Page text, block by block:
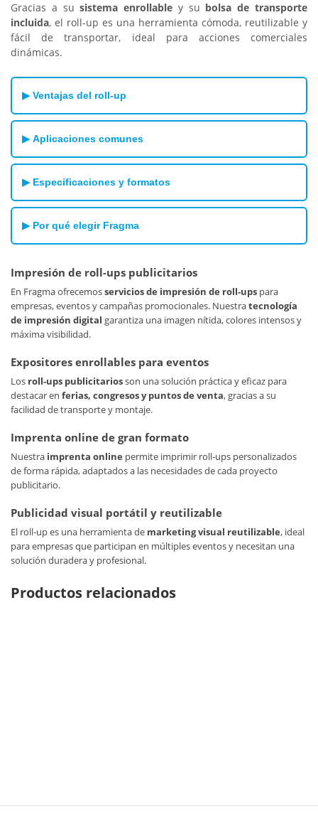
Gracias a susistema enrollable y su bolsa de transporte
incluida, el roll-up es una herramienta cómoda, reutilizable y
fácil de transportar, ideal para acciones comerciales
dinámicas.
▶ Ventajas del roll-up
adicionales.
Montaje rápido y sencilloen pocos segundos.
Fácil transporte
Alta visibilidad con gráficos de gran formato.
Reutilizablepara múltiples eventos y campañas.
▶ Aplicaciones comunes
Eventos corporativosy presentaciones.
Puntos de ventay promociones comerciales.
Conferencias y seminarios
Recepciones y espacios corporativos
▶ Especificaciones y formatos
Impresión en alta resolución
Material flexible resistentepara uso continuado.
Bolsa de transporte incluida.
▶ Por qué elegir Fragma
Materiales de alta calidady larga durabilidad.
Producción rápidapara eventos y campañas.
Asesoramiento en diseño y formato .
Excelente relación calidad-precio
Impresión de roll-ups publicitarios
En Fragma ofrecemosservicios de impresión de roll-ups para
empresas, eventos y campañas promocionales. Nuestratecnología
de impresión digital garantiza una imagen nítida, colores intensos y
máxima visibilidad.
Expositores enrollables para eventos
Los roll-ups publicitariosson una solución práctica y eficaz para
destacar en ferias, congresos y puntos de venta, gracias a su
facilidad de transporte y montaje.
Imprenta online de gran formato
Nuestra imprenta online permite imprimir roll-ups personalizados
de forma rápida, adaptados a las necesidades de cada proyecto
publicitario.
Publicidad visual portátil y reutilizable
El roll-up es una herramienta de marketing visual reutilizable, ideal
para empresas que participan en múltiples eventos y necesitan una
solución duradera y profesional.
Productos relacionados